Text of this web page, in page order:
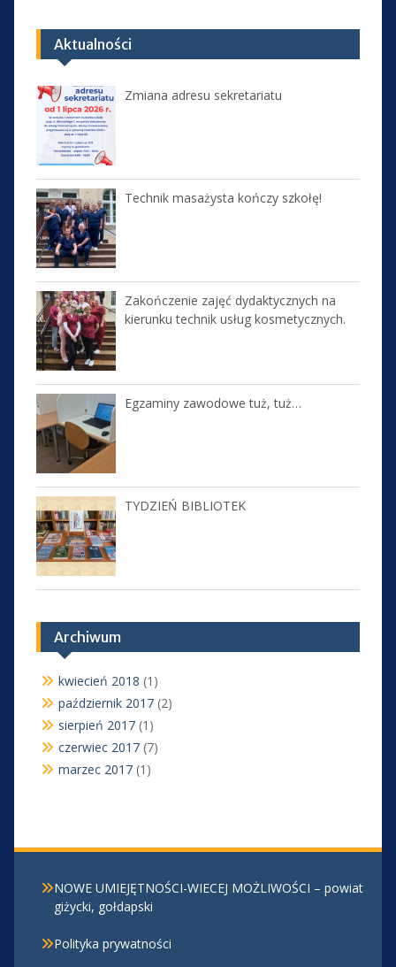
Aktualności
Zmiana adresu sekretariatu
Technik masażysta kończy szkołę!
Zakończenie zajęć dydaktycznych na
kierunku technik usług kosmetycznych.
Egzaminy zawodowe tuż, tuż…
TYDZIEŃ BIBLIOTEK
Archiwum
kwiecień 2018 (1)
październik 2017(2)
sierpień 2017(1)
czerwiec 2017(7)
marzec 2017(1)
NOWE UMIEJĘTNOŚCI-WIECEJ MOŻLIWOŚCI – powiat
giżycki, gołdapski
Polityka prywatności